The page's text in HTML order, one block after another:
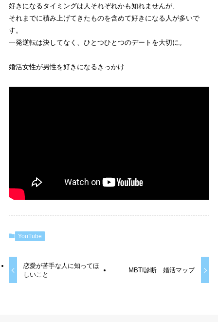
好きになるタイミングは人それぞれかも知れませんが、
それまでに積み上げてきたものを含めて好きになる人が多いで
す。
一発逆転は決してなく、ひとつひとつのデートを大切に。
婚活女性が男性を好きになるきっかけ
YouTube
恋愛が苦手な人に知ってほ
しいこと
MBTI診断 婚活マップ